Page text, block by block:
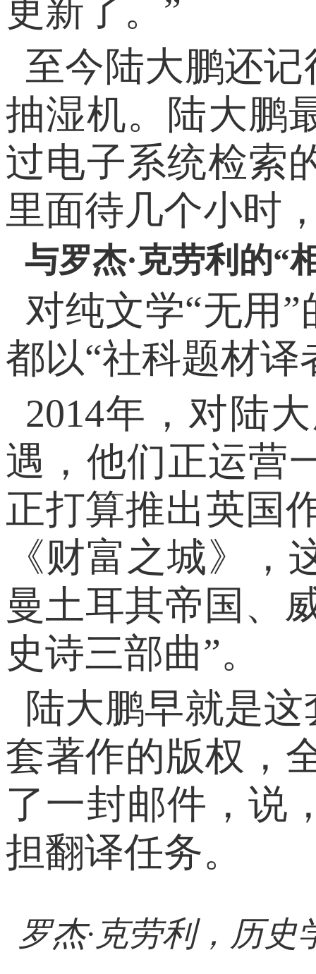
更新了。”
至今陆大鹏还
抽湿机。陆大鹏
过电子系统检索
里面待几个小时
与罗杰·克劳利的“
对纯文学“无用
都以“社科题材译
2014年，对陆
遇，他们正运营
正打算推出英国
《财富之城》
曼土耳其帝国、
史诗三部曲”。
陆大鹏早就是
套著作的版权，
了一封邮件，说
担翻译任务。
罗杰·克劳利，历